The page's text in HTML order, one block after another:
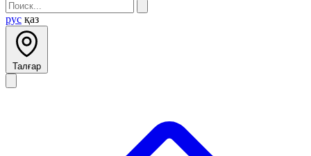
рус қаз
Талғар